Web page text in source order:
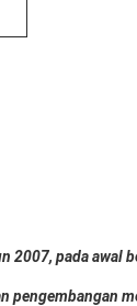
2007, pada awal
pengembangan